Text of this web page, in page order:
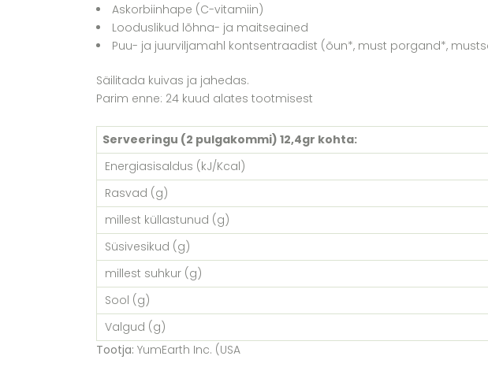
Askorbiinhape (C-vitamiin)
Looduslikud lõhna- ja maitseained
Puu- ja juurviljamahl kontsentraadist (õun*, must porgand*,
Säilitada kuivas ja jahedas.
Parim enne: 24 kuud alates tootmisest
Serveeringu (2 pulgakommi) 12,4gr kohta:
Energiasisaldus (kJ/Kcal)
Rasvad (g)
millest küllastunud (g)
Süsivesikud (g)
millest suhkur (g)
Sool (g)
Valgud (g)
Tootja: YumEarth Inc. (USA